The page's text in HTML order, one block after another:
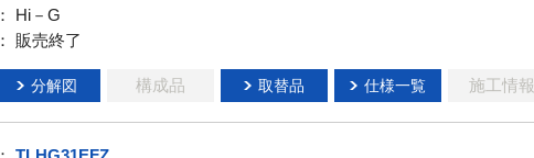
： Hi－G
： 販売終了
分解図 構成品 取替品 仕様一覧 施工情報